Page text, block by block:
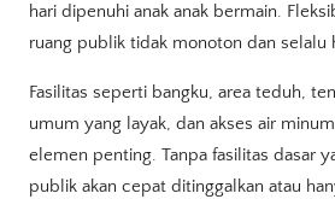
hari dipenuhi anak anak bermain.
ruang publik tidak monoton dan selalu
Fasilitas seperti bangku, area teduh,
umum yang layak, dan akses air
elemen penting. Tanpa fasilitas dasar
publik akan cepat ditinggalkan atau